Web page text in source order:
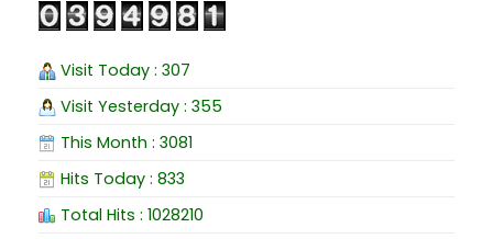
Visit Today : 307
Visit Yesterday : 355
This Month : 3081
Hits Today : 833
Total Hits : 1028210